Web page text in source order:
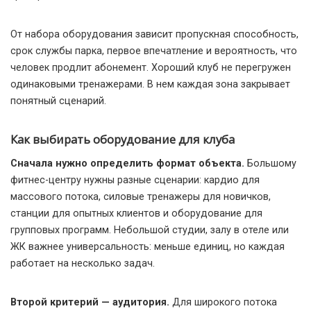
От набора оборудования зависит пропускная способность,
срок службы парка, первое впечатление и вероятность, что
человек продлит абонемент. Хороший клуб не перегружен
одинаковыми тренажерами. В нем каждая зона закрывает
понятный сценарий.
Как выбирать оборудование для клуба
Сначала нужно определить формат объекта. Большому
фитнес-центру нужны разные сценарии: кардио для
массового потока, силовые тренажеры для новичков,
станции для опытных клиентов и оборудование для
групповых программ. Небольшой студии, залу в отеле или
ЖК важнее универсальность: меньше единиц, но каждая
работает на несколько задач.
Второй критерий — аудитория. Для широкого потока